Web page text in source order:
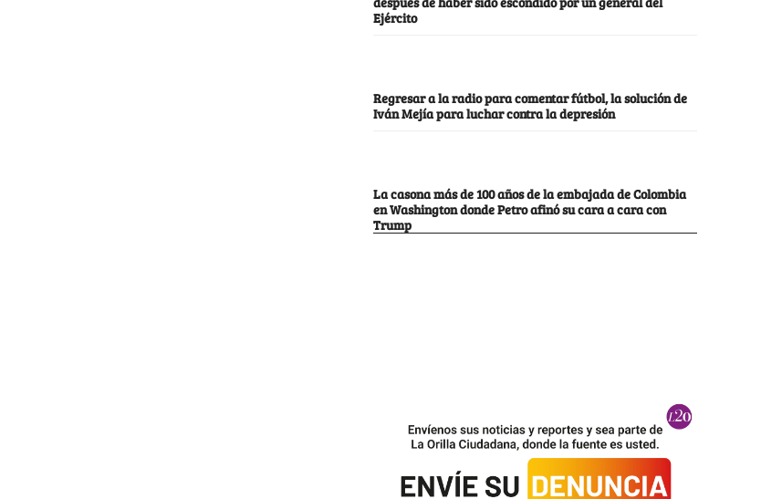
Ejército
Regresar a la radio para comentar fútbol, la solución de
Iván Mejía para luchar contra la depresión
La casona más de 100 años de la embajada de Colombia
en Washington donde Petro afinó su cara a cara con
Trump